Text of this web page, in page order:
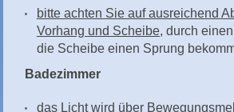
bitte achten Sie auf ausreichend
Vorhang und Scheibe, durch
die Scheibe einen Sprung
Badezimmer
das Lichtwird über